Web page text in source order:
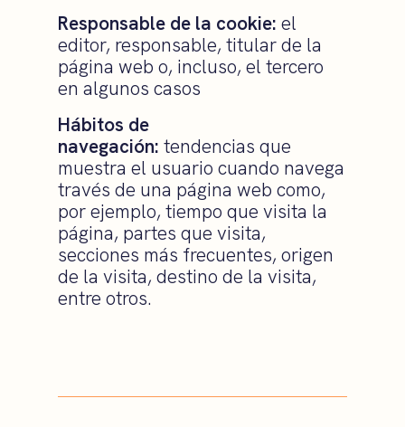
Responsable de la cookie: el
editor, responsable, titular de la
página web o, incluso, el tercero
en algunos casos
Hábitos de
navegación: tendencias que
muestra el usuario cuando navega
través de una página web como,
por ejemplo, tiempo que visita la
página, partes que visita,
secciones más frecuentes, origen
de la visita, destino de la visita,
entre otros.